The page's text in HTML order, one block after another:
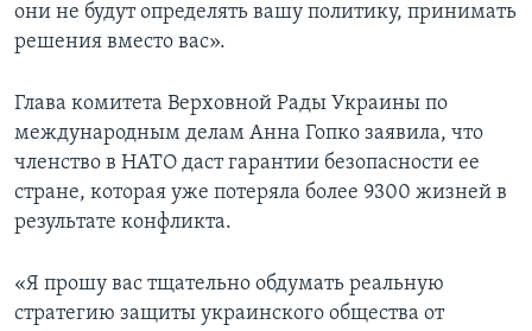
они не будут определять вашу политику, принимать
решения вместо вас».
Глава комитета Верховной Рады Украины по
международным делам Анна Гопко заявила, что
членство в НАТО даст гарантии безопасности ее
стране, которая уже потеряла более 9300 жизней в
результате конфликта.
«Я прошу вас тщательно обдумать реальную
стратегию защиты украинского общества от